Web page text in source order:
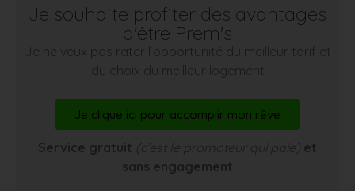
Je souhaite profiter des avantages
d'être Prem's
Je ne veux pas rater l’opportunité du meilleur tarif et
du choix du meilleur logement
Je clique ici pour accomplir mon rêve
Service gratuit (c’est le promoteur qui paie) et
sans engagement